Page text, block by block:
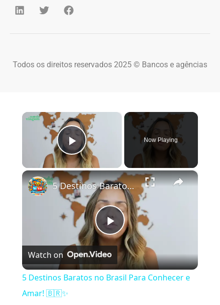
Todos os direitos reservados 2025 © Bancos e agências
×
Play Video
Now Playing
×
Play Video
5 Destinos Baratos no Brasil Para Conhecer e Amar! 🇧🇷✨
Watch on
5 Destinos Baratos no Brasil Para Conhecer e
Amar! 🇧🇷✨